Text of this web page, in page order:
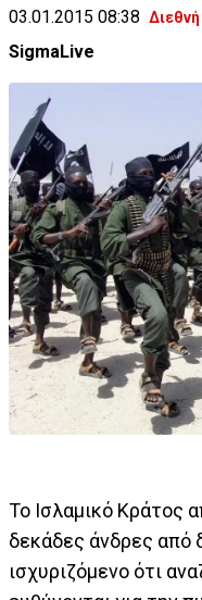
03.01.2015 08:38 Διεθνή
SigmaLive
Το Ισλαμικό Κράτος
δεκάδες άνδρες από
ισχυριζόμενο ότι